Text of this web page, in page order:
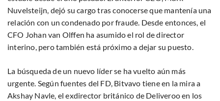
Nuvelsteijn, dejó su cargo tras conocerse que mantenía una
relación con un condenado por fraude. Desde entonces, el
CFO Johan van Olffen ha asumido el rol de director
interino, pero también está próximo a dejar su puesto.
La búsqueda de un nuevo líder se ha vuelto aún más
urgente. Según fuentes del FD, Bitvavo tiene en la mira a
Akshay Navle, el exdirector británico de Deliveroo en los